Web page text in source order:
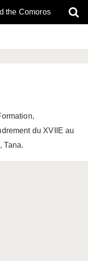
the Comoros
du XVIIE au
Tana.